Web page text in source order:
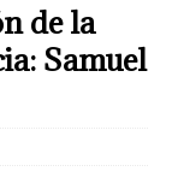
de la
Samuel